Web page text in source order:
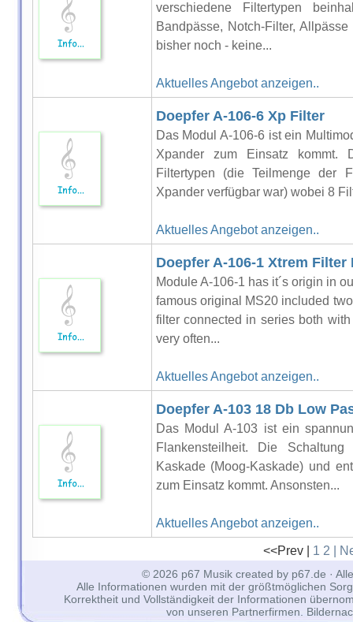
verschiedene Filtertypen
Bandpässe, Notch-Filter,
bisher noch - keine...
Aktuelles Angebot anzeigen..
Doepfer A-106-6 Xp Filter
Das Modul A-106-6 ist ein
Xpander zum Einsatz kommt.
Filtertypen (die Teilmenge der
Xpander verfügbar war) wobei 8
Aktuelles Angebot anzeigen..
Doepfer A-106-1 Xtrem Filter
Module A-106-1 has it´s origin in
famous original MS20 included
filter connected in series both
very often...
Aktuelles Angebot anzeigen..
Doepfer A-103 18 Db Low
Das Modul A-103 ist ein
Flankensteilheit. Die
Kaskade (Moog-Kaskade) und
zum Einsatz kommt. Ansonsten...
Aktuelles Angebot anzeigen..
<<Prev | 1 2 |
© 2026 p67 Musik created by p67.de ·
Alle Informationen wurden mit der größtmöglichen
Korrektheit und Vollständigkeit der Informationen
von unseren Partnerfirmen.